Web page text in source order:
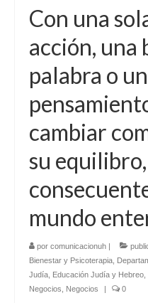
Con una
acción, una
palabra o
cambiar
su
mundo
por comunicacionuh |
Bienestar y Psicoterapia
Judía Educación Judía y Hebreo
Negocios
Negocios | 0